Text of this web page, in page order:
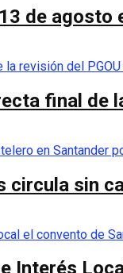
de
final de
circula sin